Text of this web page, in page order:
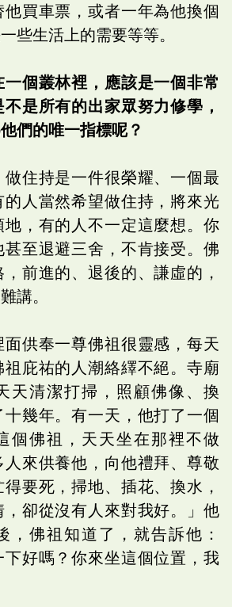
買車票，或者一年為他換個
些生活上的需要等等。
個叢林裡，應該是一個非常
是所有的出家眾努力修學，
們的唯一指標呢？
住持是一件很榮耀、一個最
的人當然希望做住持，將來光
地，有的人不一定這麼想。你
至退避三舍，不肯接受。佛
前進的、退後的、謙虛的，
講。
供奉一尊佛祖很靈感，每天
庇祐的人潮絡繹不絕。寺廟
天清潔打掃，照顧佛像、換
幾年。有一天，他打了一個
個佛祖，天天坐在那裡不做
來供養他，向他禮拜、尊敬
要死，掃地、插花、換水，
卻從沒有人來對我好。」他
，佛祖知道了，就告訴他：
下好嗎？你來坐這個位置，我